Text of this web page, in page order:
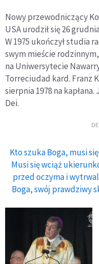
Nowy przewodniczący
USA urodził się 26
W 1975 ukończył studia
swym mieście
na Uniwersytecie
Torreciudad kard. Franz
sierpnia 1978 na
Dei.
Kto szuka Boga, musi
Musi się wciąż
przed oczyma i
Boga, swój prawdziwy